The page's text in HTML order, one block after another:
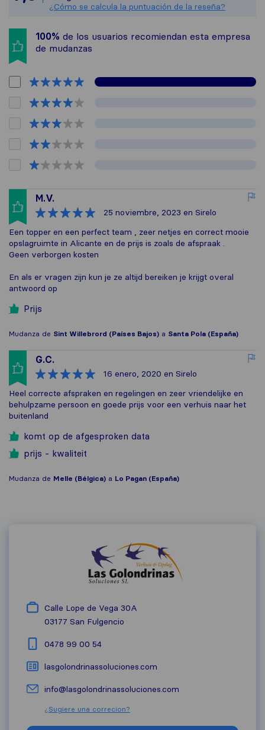
¿Cómo se calcula la puntuación de la reseña?
100% de los usuarios recomiendan esta empresa
de mudanzas
M.V.
25 noviembre, 2023 en Sirelo
Een topper en een perfect team , zeer netjes en correct mooie
opslagruimte in Alicante en de prijs is zoals de afspraak .
Geen verborgen kosten
En als er vragen zijn kun je ze altijd bereiken je krijgt overal
antwoord op
Prijs
Mudanza de Sint Willebrord (Países Bajos) a Santa Pola (España)
G.C.
16 enero, 2020 en Sirelo
Heel correcte afspraken en regelingen en zeer vriendelijke en
behulpzame persoon en goede prijs voor een verhuis naar het
buitenland
komt op de afgesproken data
prijs - kwaliteit
Mudanza de Melle (Bélgica) a Lo Pagan (España)
Calle Lope de Vega 30A
03177 San Fulgencio
0478 99 00 54
lasgolondrinassoluciones.com
info@lasgolondrinassoluciones.com
¿Sugiere una correcion?